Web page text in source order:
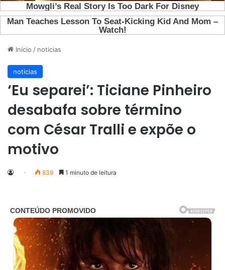
Início / noticias
noticias
‘Eu separei’: Ticiane Pinheiro
desabafa sobre término
com César Tralli e expõe o
motivo
839 1 minuto de leitura